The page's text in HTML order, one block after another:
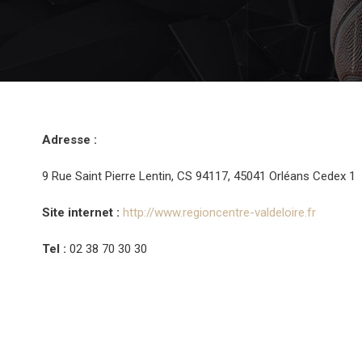
Adresse :
9 Rue Saint Pierre Lentin, CS 94117, 45041 Orléans Cedex 1
Site internet : http://www.regioncentre-valdeloire.fr
Tel : 02 38 70 30 30